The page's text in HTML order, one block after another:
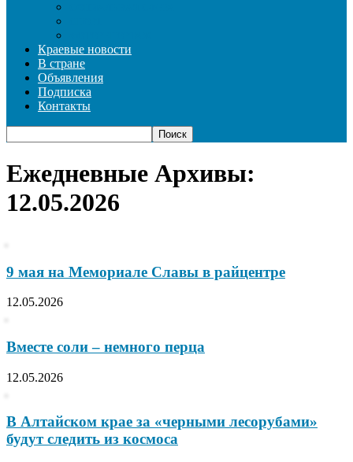
Краевые новости
В стране
Объявления
Подписка
Контакты
Ежедневные Архивы:
12.05.2026
9 мая на Мемориале Славы в райцентре
12.05.2026
Вместе соли – немного перца
12.05.2026
В Алтайском крае за «черными лесорубами»
будут следить из космоса